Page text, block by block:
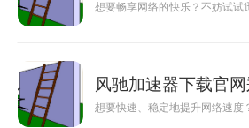
想要畅享网络的快乐？不妨试试
风驰加速器下载官网
想要快速、稳定地提升网络速度